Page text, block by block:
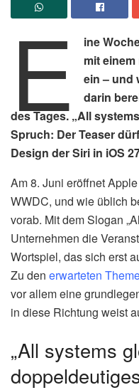
E
ine
mit
ein – und
darin
des Tages. „All
Spruch: Der Teaser
Design der Siri in iOS
Am 8. Juni eröffnet
WWDC, und wie üblich
vorab. Mit dem Slogan
Unternehmen die
Wortspiel, das sich erst
Zu den erwarteten
vor allem eine
in diese Richtung weist
„All systems